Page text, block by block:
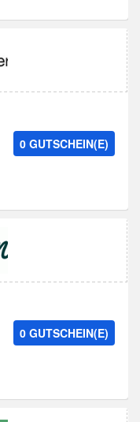
0 GUTSCHEIN(E)
0 GUTSCHEIN(E)